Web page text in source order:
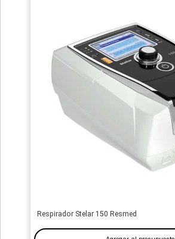
Respirador Stelar 150 Resmed